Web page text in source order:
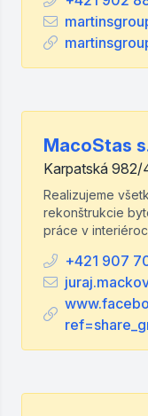
MacoStas
Karpatská 982/
Realizujeme
rekonštrukcie
práce v
+421 907